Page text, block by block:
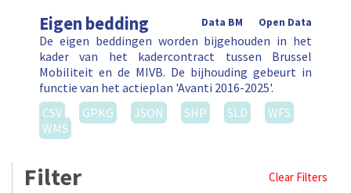
Eigen bedding Open Data
Data BM
De eigen beddingen worden bijgehouden in het
kader van het kadercontract tussen Brussel
Mobiliteit en de MIVB. De bijhouding gebeurt in
functie van het actieplan 'Avanti 2016-2025'.
CSV
GPKG JSON SHP SLD
WFS
WMS
Filter Clear Filters